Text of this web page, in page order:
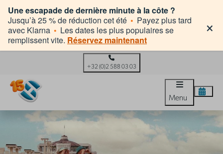
Une escapade de dernière minute à la côte ?
Jusqu’à 25 % de réduction cet été • Payez plus tard
avec Klarna • Les dates les plus populaires se
remplissent vite. Réservez maintenant
×
+32 (0)2 588 03 03
Menu